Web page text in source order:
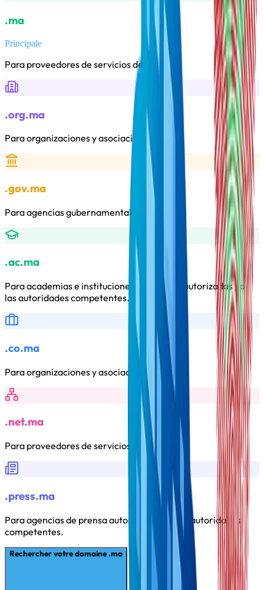
.ma
Principale
Para proveedores de servicios de internet.
.org.ma
Para organizaciones y asociaciones.
.gov.ma
Para agencias gubernamentales.
.ac.ma
Para academias e instituciones educativas autorizadas por
las autoridades competentes.
.co.ma
Para organizaciones y asociaciones.
.net.ma
Para proveedores de servicios de internet.
.press.ma
Para agencias de prensa autorizadas por las autoridades
competentes.
Rechercher votre domaine .ma